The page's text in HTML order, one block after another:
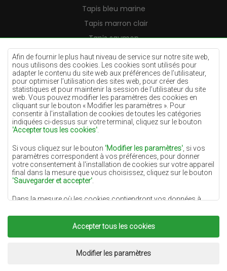
Afin de fournir le plus haut niveau de service sur notre site web,
nous utilisons des cookies. Les cookies sont utilisés pour
adapter le contenu du site web aux préférences de l’utilisateur,
pour optimiser l’utilisation des sites web, pour créer des
statistiques et pour maintenir la session de l’utilisateur du site
web. Vous pouvez modifier les paramètres des cookies en
cliquant sur le bouton « Modifier les paramètres ». Pour
consentir à l’installation de cookies de toutes les catégories
indiquées ci-dessus sur votre terminal, cliquez sur le bouton
'Accepter tous les cookies'
Si vous cliquez sur le bouton 'Modifier les paramètres' , si vos
paramètres correspondent à vos préférences, pour donner
votre consentement à l'installation de cookies sur votre appareil
final dans la mesure que vous choisissez, cliquez sur le bouton
'Sauvegarder et accepter'
Dans la mesure où les cookies contiendront vos données à
du responsable du traitement des données (DYWANYCHEMEX)
ou de tiers sous la forme de la fourniture de services de haute
qualité sur notre site Web et des activités de marketing du
responsable du traitement des données et de ses Partenaires de
Accepter tous les cookies
Modifier les paramètres
Tapis bleu marine
Tapis marron clair
Tapis saumon
Tapis crème
Tapis lilas
Tapis jaunes
Tapis menthe
Tapis bleus
Tapis oranges
Tapis gris
Tapis terre cuite
Tapis dorés
Réalisation:www.dimax.pl